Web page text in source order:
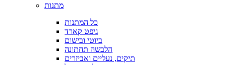
מתנות
כל המתנות
גיפט קארד
ביוטי ובישום
הלבשה תחתונה
תיקים, נעליים ואביזרים